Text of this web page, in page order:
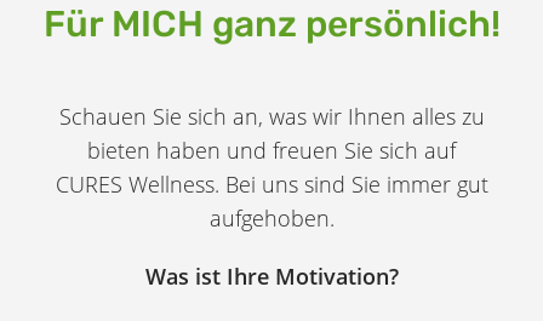
Für MICH ganz persönlich!
Schauen Sie sich an, was wir Ihnen alles zu
bieten haben und freuen Sie sich auf
CURES Wellness. Bei uns sind Sie immer gut
aufgehoben.
Was ist Ihre Motivation?